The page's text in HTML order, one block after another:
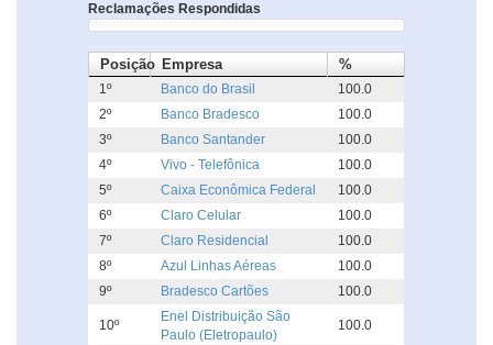
Reclamações Respondidas
Posição Empresa %
1º Banco do Brasil
100.0
2º
Banco Bradesco
100.0
3º
Banco Santander
100.0
4º
Vivo - Telefônica
100.0
5º
Caixa Econômica Federal
100.0
6º
Claro Celular
100.0
7º
Claro Residencial
100.0
8º
Azul Linhas Aéreas
100.0
9º
Bradesco Cartões 100.0
10º
Enel Distribuição São
Paulo (Eletropaulo)
100.0